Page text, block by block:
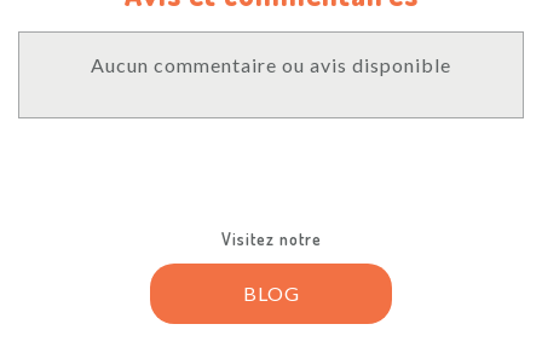
Aucun commentaire ou avis disponible
Visitez notre
BLOG